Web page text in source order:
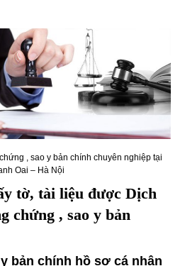
bản chính chuyên nghiệp tại
Oai – Hà Nội
tờ, tài liệu được Dịch
chứng , sao y bản
bản chính hồ sơ cá nhân